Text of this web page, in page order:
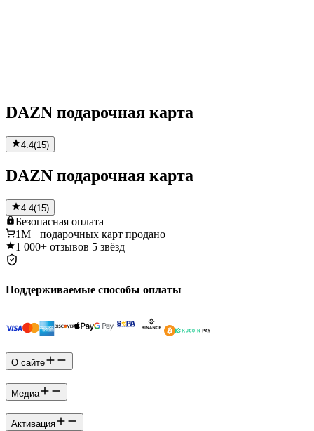
DAZN подарочная карта
4.4(15)
DAZN подарочная карта
4.4(15)
Безопасная оплата
1M+ подарочных карт продано
1 000+ отзывов 5 звёзд
Поддерживаемые способы оплаты
О сайте
Медиа
Активация